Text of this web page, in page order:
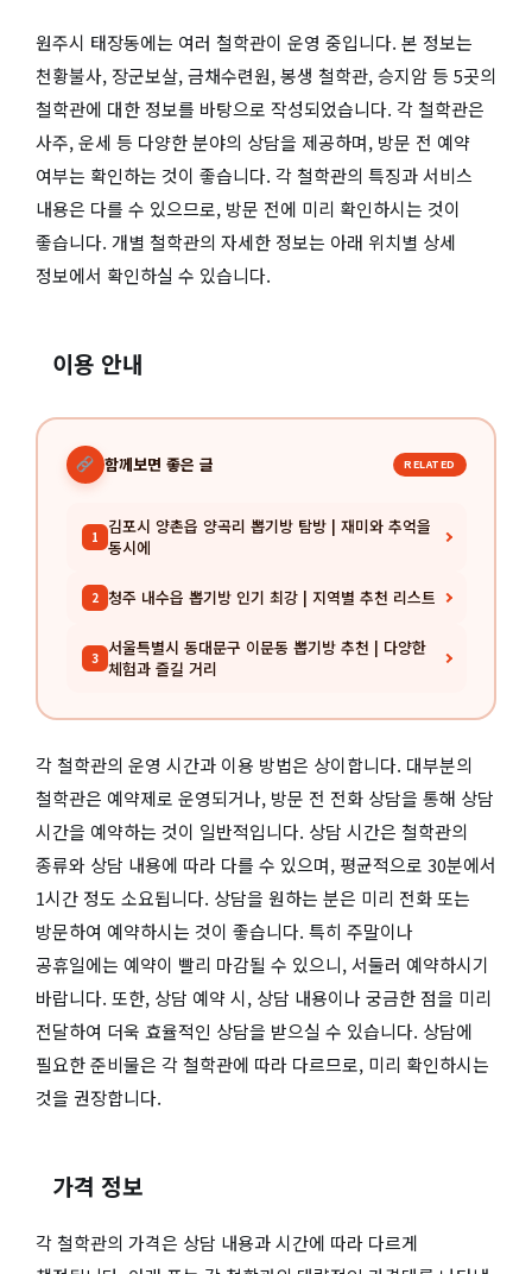
원주시 태장동에는 여러 철학관이 운영 중입니다. 본 정보는
천황불사, 장군보살, 금채수련원, 봉생 철학관, 승지암 등 5곳의
철학관에 대한 정보를 바탕으로 작성되었습니다. 각 철학관은
사주, 운세 등 다양한 분야의 상담을 제공하며, 방문 전 예약
여부는 확인하는 것이 좋습니다. 각 철학관의 특징과 서비스
내용은 다를 수 있으므로, 방문 전에 미리 확인하시는 것이
좋습니다. 개별 철학관의 자세한 정보는 아래 위치별 상세
정보에서 확인하실 수 있습니다.
이용 안내
함께보면 좋은 글 RELATED
1 김포시 양촌읍 양곡리 뽑기방 탐방 | 재미와 추억을
동시에
2 청주 내수읍 뽑기방 인기 최강 | 지역별 추천 리스트
3 서울특별시 동대문구 이문동 뽑기방 추천 | 다양한
체험과 즐길 거리
각 철학관의 운영 시간과 이용 방법은 상이합니다. 대부분의
철학관은 예약제로 운영되거나, 방문 전 전화 상담을 통해 상담
시간을 예약하는 것이 일반적입니다. 상담 시간은 철학관의
종류와 상담 내용에 따라 다를 수 있으며, 평균적으로 30분에서
1시간 정도 소요됩니다. 상담을 원하는 분은 미리 전화 또는
방문하여 예약하시는 것이 좋습니다. 특히 주말이나
공휴일에는 예약이 빨리 마감될 수 있으니, 서둘러 예약하시기
바랍니다. 또한, 상담 예약 시, 상담 내용이나 궁금한 점을 미리
전달하여 더욱 효율적인 상담을 받으실 수 있습니다. 상담에
필요한 준비물은 각 철학관에 따라 다르므로, 미리 확인하시는
것을 권장합니다.
가격 정보
각 철학관의 가격은 상담 내용과 시간에 따라 다르게